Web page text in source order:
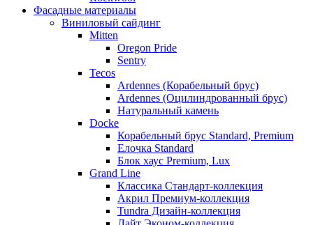
Фасадные материалы
Виниловый сайдинг
Mitten
Oregon Pride
Sentry
Tecos
Ardennes (Корабельный брус)
Ardennes (Оцилиндрованный брус)
Натуральный камень
Docke
Корабельный брус Standard, Premium
Елочка Standard
Блок хаус Premium, Lux
Grand Line
Классика Стандарт-коллекция
Акрил Премиум-коллекция
Tundra Дизайн-коллекция